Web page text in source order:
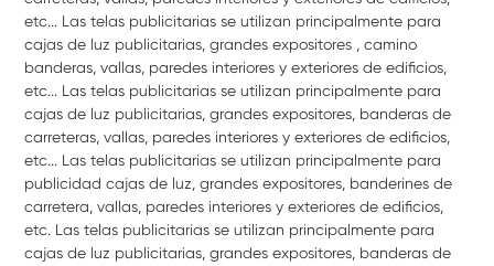
etc... Las telas publicitarias se utilizan principalmente para
cajas de luz publicitarias, grandes expositores , camino
banderas, vallas, paredes interiores y exteriores de edificios,
etc... Las telas publicitarias se utilizan principalmente para
cajas de luz publicitarias, grandes expositores, banderas de
carreteras, vallas, paredes interiores y exteriores de edificios,
etc... Las telas publicitarias se utilizan principalmente para
publicidad cajas de luz, grandes expositores, banderines de
carretera, vallas, paredes interiores y exteriores de edificios,
etc. Las telas publicitarias se utilizan principalmente para
cajas de luz publicitarias, grandes expositores, banderas de